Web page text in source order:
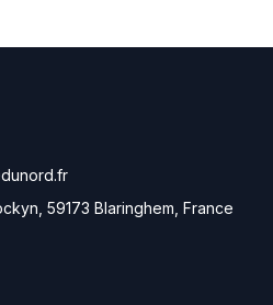
59173 Blaringhem, France